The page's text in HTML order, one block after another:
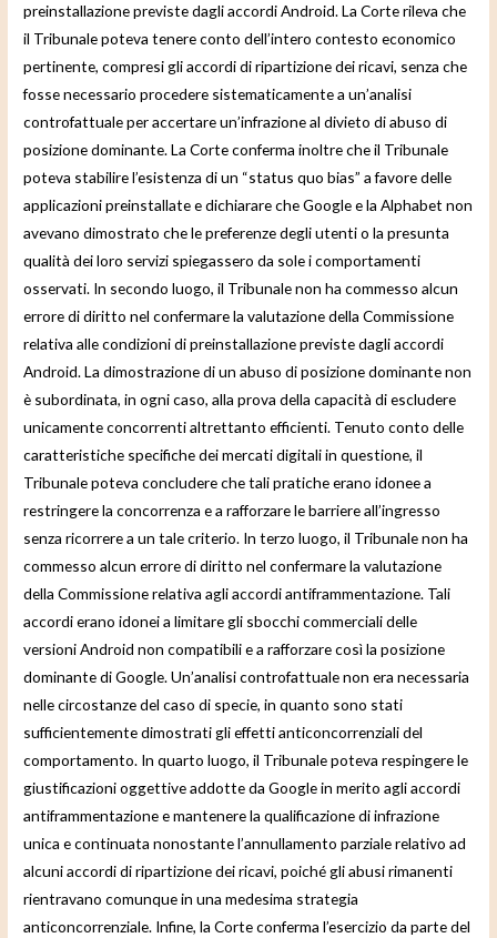
preinstallazione previste dagli accordi Android. La Corte rileva che
il Tribunale poteva tenere conto dell’intero contesto economico
pertinente, compresi gli accordi di ripartizione dei ricavi, senza che
fosse necessario procedere sistematicamente a un’analisi
controfattuale per accertare un’infrazione al divieto di abuso di
posizione dominante. La Corte conferma inoltre che il Tribunale
poteva stabilire l’esistenza di un “status quo bias” a favore delle
applicazioni preinstallate e dichiarare che Google e la Alphabet non
avevano dimostrato che le preferenze degli utenti o la presunta
qualità dei loro servizi spiegassero da sole i comportamenti
osservati. In secondo luogo, il Tribunale non ha commesso alcun
errore di diritto nel confermare la valutazione della Commissione
relativa alle condizioni di preinstallazione previste dagli accordi
Android. La dimostrazione di un abuso di posizione dominante non
è subordinata, in ogni caso, alla prova della capacità di escludere
unicamente concorrenti altrettanto efficienti. Tenuto conto delle
caratteristiche specifiche dei mercati digitali in questione, il
Tribunale poteva concludere che tali pratiche erano idonee a
restringere la concorrenza e a rafforzare le barriere all’ingresso
senza ricorrere a un tale criterio. In terzo luogo, il Tribunale non ha
commesso alcun errore di diritto nel confermare la valutazione
della Commissione relativa agli accordi antiframmentazione. Tali
accordi erano idonei a limitare gli sbocchi commerciali delle
versioni Android non compatibili e a rafforzare così la posizione
dominante di Google. Un’analisi controfattuale non era necessaria
nelle circostanze del caso di specie, in quanto sono stati
sufficientemente dimostrati gli effetti anticoncorrenziali del
comportamento. In quarto luogo, il Tribunale poteva respingere le
giustificazioni oggettive addotte da Google in merito agli accordi
antiframmentazione e mantenere la qualificazione di infrazione
unica e continuata nonostante l’annullamento parziale relativo ad
alcuni accordi di ripartizione dei ricavi, poiché gli abusi rimanenti
rientravano comunque in una medesima strategia
anticoncorrenziale. Infine, la Corte conferma l’esercizio da parte del